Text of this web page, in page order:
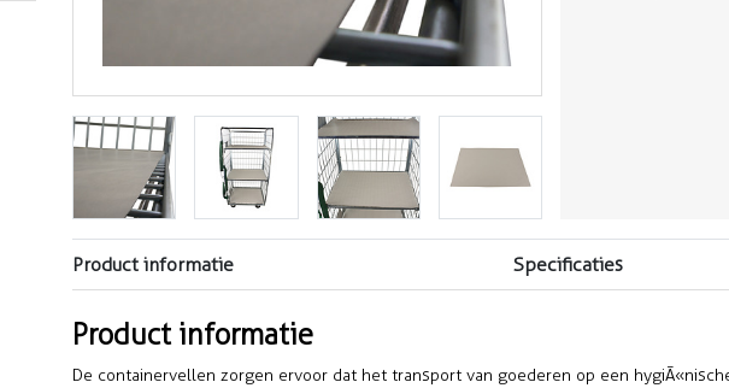
Product informatie Specificaties
Product informatie
De containervellen zorgen ervoor dat het transport van goederen op een